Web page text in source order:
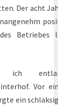
Der acht
Betriebes
ich
Vor
ein